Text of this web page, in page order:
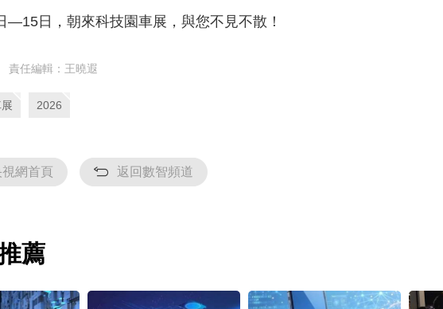
—15日，朝來科技園車展，與您不見不散！
責任編輯：王曉遐
2026
網首頁 返回數智頻道
薦